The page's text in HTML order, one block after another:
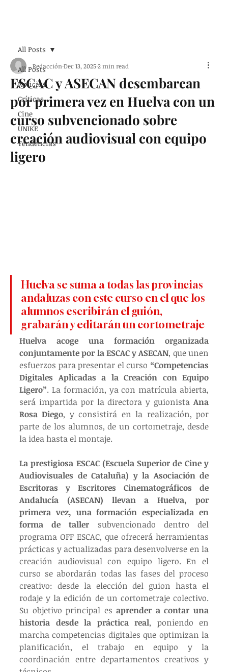
All Posts
Noticias
Críticas
Cine
UNIKE
Tendencias
All Posts
ESCAC y ASECAN desembarcan
por primera vez en Huelva con un
curso subvencionado sobre
creación audiovisual con equipo
ligero
Redacción Dec 13, 20252 min read
Huelva se suma a todas las provincias
andaluzas con este curso en el que los
alumnos escribirán el guión,
grabarán y editarán un cortometraje
Huelva acoge una formación organizada
conjuntamente por la ESCAC y ASECAN, que unen
esfuerzos para presentar el curso “Competencias
Digitales Aplicadas a la Creación con Equipo
Ligero”. La formación, ya con matrícula abierta,
será impartida por la directora y guionista Ana
Rosa Diego, y consistirá en la realización, por
parte de los alumnos, de un cortometraje, desde
la idea hasta el montaje.
La prestigiosa ESCAC (Escuela Superior de Cine y
Audiovisuales de Cataluña) y la Asociación de
Escritoras y Escritores Cinematográficos de
Andalucía (ASECAN) llevan a Huelva, por
primera vez, una formación especializada en
forma de taller subvencionado dentro del
programa OFF ESCAC, que ofrecerá herramientas
prácticas y actualizadas para desenvolverse en la
creación audiovisual con equipo ligero. En el
curso se abordarán todas las fases del proceso
creativo: desde la elección del guion hasta el
rodaje y la edición de un cortometraje colectivo.
Su objetivo principal es aprender a contar una
historia desde la práctica real, poniendo en
marcha competencias digitales que optimizan la
planificación, el trabajo en equipo y la
coordinación entre departamentos creativos y